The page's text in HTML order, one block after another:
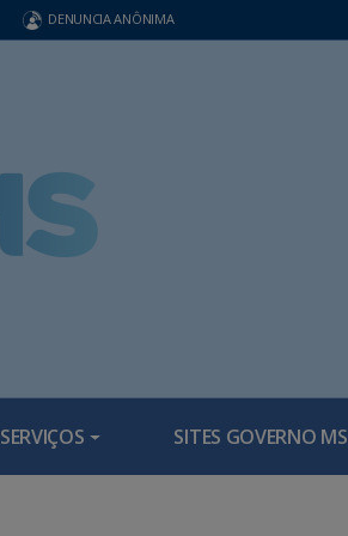
DENUNCIA ANÔNIMA
SERVIÇOS SITES GOVERNO MS